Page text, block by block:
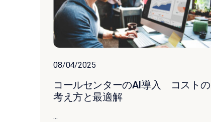
08/04/2025
コールセンターのAI導入 コストの
考え方と最適解
...